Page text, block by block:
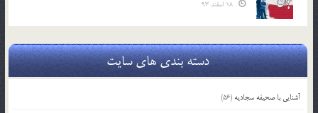
دسته بندی های سایت
آشنایی با صحیفه سجادیه (56)